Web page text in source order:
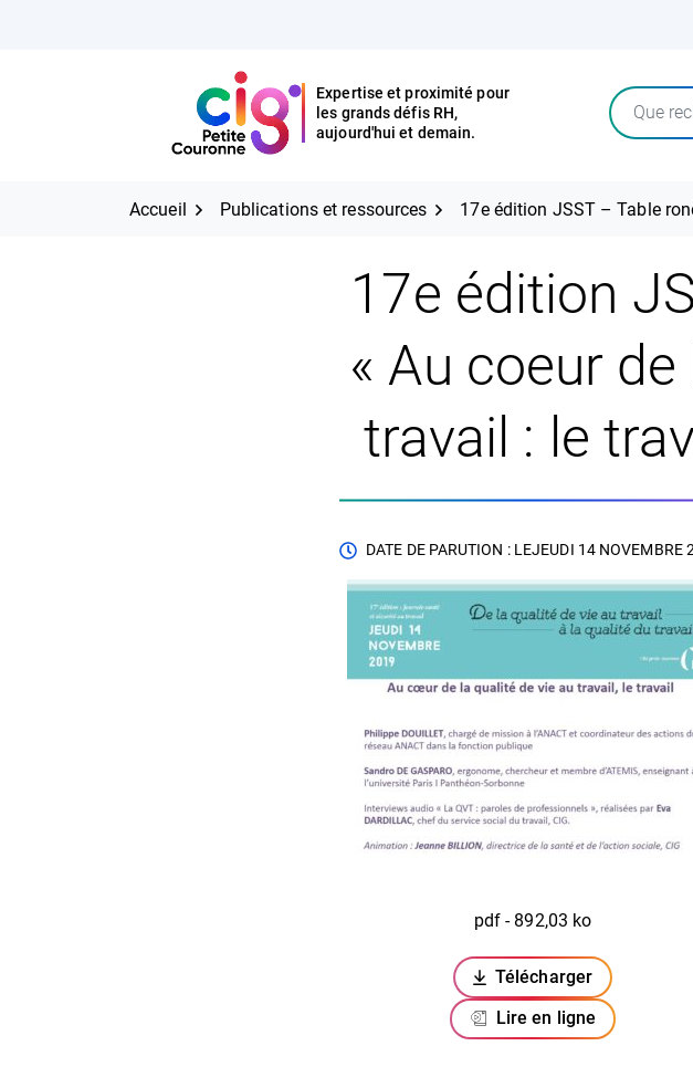
CIG Petite Couronne
Expertise et proximité pour
les grands défis RH,
aujourd'hui et demain.
Rechercher
CIG Petite Couronne
Expertise et proximité pour
les grands défis RH,
aujourd'hui et demain.
Accueil Publications et ressources 17e édition JSST – Table
17e édition
« Au coeur
travail : le
DATE DE PARUTION : LEJEUDI 14 NOVEMBRE
pdf - 892,03 ko
Télécharger
(ouverture dans un
Lire en ligne